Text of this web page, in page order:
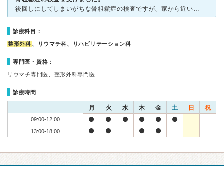
後回しにしてしまいがちな骨粗鬆症の検査ですが、家から近いこちらの病院で検査を受けられると聞いて行ってきました。 あまり評価がよくないみたいですが、私は午前中に行きましたが、先生も看護師さんもとても優
診療科目：
整形外科 、リウマチ科、リハビリテーション科
専門医・資格：
リウマチ専門医、整形外科専門医
診療時間
月 火 水 木 金 土 日 祝
09:00-12:00
13:00-18:00